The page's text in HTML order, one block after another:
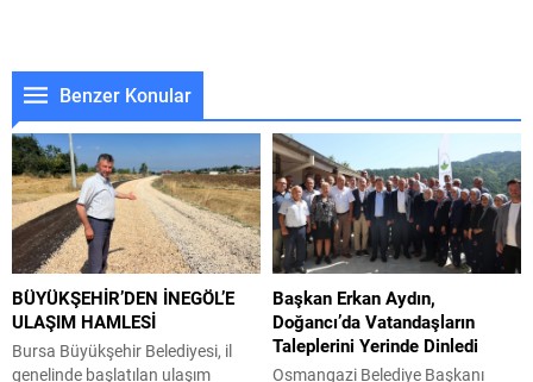
Benzer Konular
BÜYÜKŞEHİR’DEN İNEGÖL’E
ULAŞIM HAMLESİ
Bursa Büyükşehir Belediyesi, il
genelinde başlatılan ulaşım
Başkan Erkan Aydın,
Doğancı’da Vatandaşların
Taleplerini Yerinde Dinledi
Osmangazi Belediye Başkanı